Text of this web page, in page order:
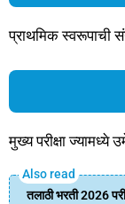
प्राथमिक स्वरूपाची
मुख्य परीक्षा
तलाठी भरती 2026